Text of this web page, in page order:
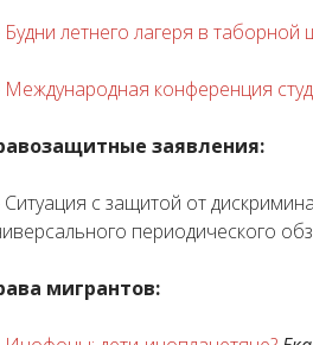
Будни летнего лагеря в таборной
Международная конференция
заявления:
с защитой от
периодического
мигрантов: